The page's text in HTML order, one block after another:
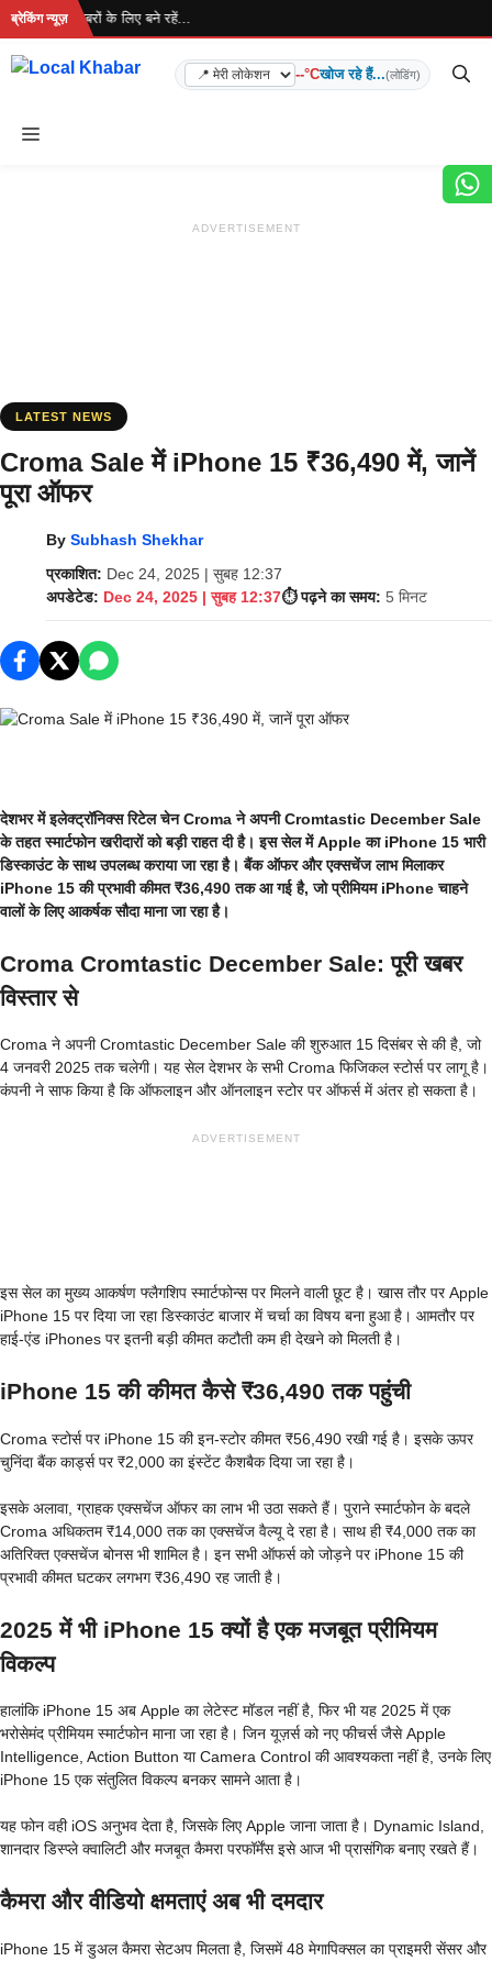
Skip
content
ब्रेकिंग न्यूज़
है... ताज़ा खबरों के लिए बने रहें...
--°Cखोज रहे हैं...(लोडिंग)
Menu
ADVERTISEMENT
LATEST NEWS
Croma Sale में iPhone 15 ₹36,490 में, जानें
पूरा ऑफर
By Subhash Shekhar
प्रकाशित: Dec 24, 2025 | सुबह 12:37
अपडेटेड: Dec 24, 2025 | सुबह 12:37⏱️ पढ़ने का समय: 5 मिनट
देशभर में इलेक्ट्रॉनिक्स रिटेल चेन Croma ने अपनी Cromtastic December Sale
के तहत स्मार्टफोन खरीदारों को बड़ी राहत दी है। इस सेल में Apple का iPhone 15 भारी
डिस्काउंट के साथ उपलब्ध कराया जा रहा है। बैंक ऑफर और एक्सचेंज लाभ मिलाकर
iPhone 15 की प्रभावी कीमत ₹36,490 तक आ गई है, जो प्रीमियम iPhone चाहने
वालों के लिए आकर्षक सौदा माना जा रहा है।
Croma Cromtastic December Sale: पूरी खबर
विस्तार से
Croma ने अपनी Cromtastic December Sale की शुरुआत 15 दिसंबर से की है, जो
4 जनवरी 2025 तक चलेगी। यह सेल देशभर के सभी Croma फिजिकल स्टोर्स पर लागू है।
कंपनी ने साफ किया है कि ऑफलाइन और ऑनलाइन स्टोर पर ऑफर्स में अंतर हो सकता है।
ADVERTISEMENT
इस सेल का मुख्य आकर्षण फ्लैगशिप स्मार्टफोन्स पर मिलने वाली छूट है। खास तौर पर Apple
iPhone 15 पर दिया जा रहा डिस्काउंट बाजार में चर्चा का विषय बना हुआ है। आमतौर पर
हाई-एंड iPhones पर इतनी बड़ी कीमत कटौती कम ही देखने को मिलती है।
iPhone 15 की कीमत कैसे ₹36,490 तक पहुंची
Croma स्टोर्स पर iPhone 15 की इन-स्टोर कीमत ₹56,490 रखी गई है। इसके ऊपर
चुनिंदा बैंक कार्ड्स पर ₹2,000 का इंस्टेंट कैशबैक दिया जा रहा है।
इसके अलावा, ग्राहक एक्सचेंज ऑफर का लाभ भी उठा सकते हैं। पुराने स्मार्टफोन के बदले
Croma अधिकतम ₹14,000 तक का एक्सचेंज वैल्यू दे रहा है। साथ ही ₹4,000 तक का
अतिरिक्त एक्सचेंज बोनस भी शामिल है। इन सभी ऑफर्स को जोड़ने पर iPhone 15 की
प्रभावी कीमत घटकर लगभग ₹36,490 रह जाती है।
2025 में भी iPhone 15 क्यों है एक मजबूत प्रीमियम
विकल्प
हालांकि iPhone 15 अब Apple का लेटेस्ट मॉडल नहीं है, फिर भी यह 2025 में एक
भरोसेमंद प्रीमियम स्मार्टफोन माना जा रहा है। जिन यूज़र्स को नए फीचर्स जैसे Apple
Intelligence, Action Button या Camera Control की आवश्यकता नहीं है, उनके लिए
iPhone 15 एक संतुलित विकल्प बनकर सामने आता है।
यह फोन वही iOS अनुभव देता है, जिसके लिए Apple जाना जाता है। Dynamic Island,
शानदार डिस्प्ले क्वालिटी और मजबूत कैमरा परफॉर्मेंस इसे आज भी प्रासंगिक बनाए रखते हैं।
कैमरा और वीडियो क्षमताएं अब भी दमदार
iPhone 15 में डुअल कैमरा सेटअप मिलता है, जिसमें 48 मेगापिक्सल का प्राइमरी सेंसर और